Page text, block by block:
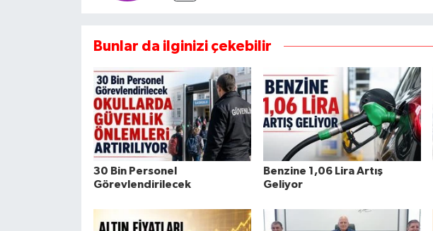
Bunlar da ilginizi çekebilir
30 Bin Personel
Görevlendirilecek
Benzine 1,06 Lira Artış
Geliyor